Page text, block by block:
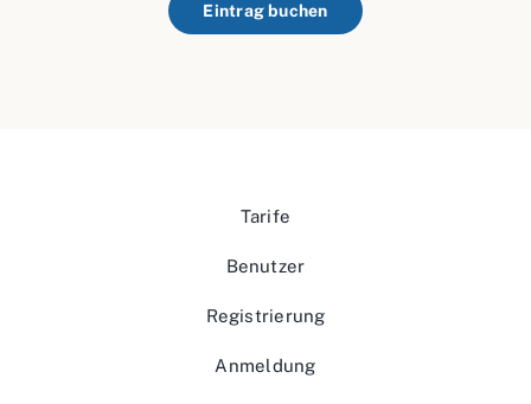
Eintrag buchen
Tarife
Benutzer
Registrierung
Anmeldung